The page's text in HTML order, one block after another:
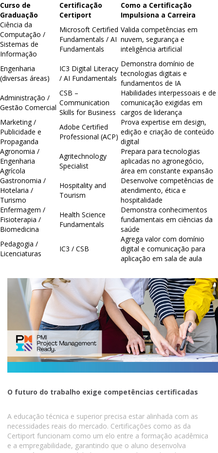
Curso de
Graduação
Certificação
Certiport
Como a Certificação
Impulsiona a Carreira
Ciência da
Computação /
Sistemas de
Informação
Microsoft Certified
Fundamentals / AI
Fundamentals
Valida competências em
nuvem, segurança e
inteligência artificial
Engenharia
(diversas áreas)
IC3 Digital Literacy
/ AI Fundamentals
Demonstra domínio de
tecnologias digitais e
fundamentos de IA
Administração /
Gestão Comercial
CSB –
Communication
Skills for Business
Habilidades interpessoais e de
comunicação exigidas em
cargos de liderança
Marketing /
Publicidade e
Propaganda
Adobe Certified
Professional (ACP)
Prova expertise em design,
edição e criação de conteúdo
digital
Agronomia /
Engenharia
Agrícola
Agritechnology
Specialist
Prepara para tecnologias
aplicadas no agronegócio,
área em constante expansão
Gastronomia /
Hotelaria /
Turismo
Hospitality and
Tourism
Desenvolve competências de
atendimento, ética e
hospitalidade
Enfermagem /
Fisioterapia /
Biomedicina
Health Science
Fundamentals
Demonstra conhecimentos
fundamentais em ciências da
saúde
Pedagogia /
Licenciaturas
IC3 / CSB
Agrega valor com domínio
digital e comunicação para
aplicação em sala de aula
O futuro do trabalho exige competências certificadas
A educação técnica e superior precisa estar alinhada com as
necessidades reais do mercado. Certificações como as da
Certiport funcionam como um elo entre a formação acadêmica
e a empregabilidade, garantindo que o aluno desenvolva